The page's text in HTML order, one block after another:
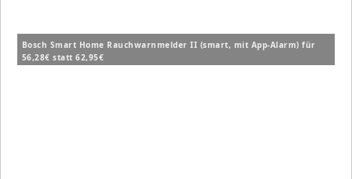
Bosch Smart Home Rauchwarnmelder II (smart, mit App-Alarm) für
56,28€ statt 62,95€